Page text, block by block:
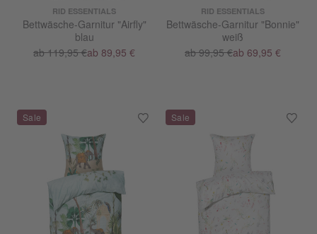
RID ESSENTIALS
Bettwäsche-Garnitur "Airfly"
blau
ab 119,95 €ab 89,95 €
RID ESSENTIALS
Bettwäsche-Garnitur "Bonnie"
weiß
ab 99,95 €ab 69,95 €